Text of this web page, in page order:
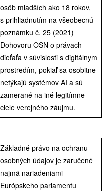
osôb mladších ako 18 rokov,
s prihliadnutím na všeobecnú
poznámku č. 25 (2021)
Dohovoru OSN o právach
dieťaťa v súvislosti s digitálnym
prostredím, pokiaľ sa osobitne
netýkajú systémov AI a sú
zamerané na iné legitímne
ciele verejného záujmu.
Základné právo na ochranu
osobných údajov je zaručené
najmä nariadeniami
Európskeho parlamentu